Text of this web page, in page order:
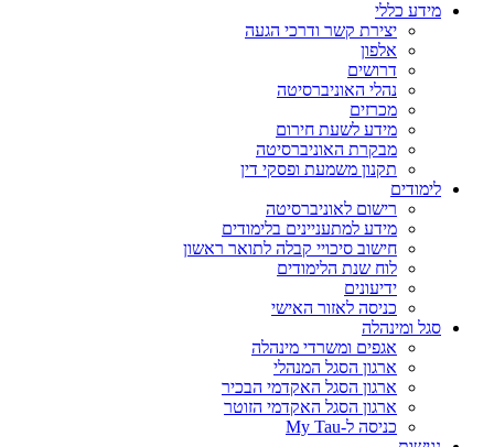
מידע כללי
יצירת קשר ודרכי הגעה
אלפון
דרושים
נהלי האוניברסיטה
מכרזים
מידע לשעת חירום
מבקרת האוניברסיטה
תקנון משמעת ופסקי דין
לימודים
רישום לאוניברסיטה
מידע למתעניינים בלימודים
חישוב סיכויי קבלה לתואר ראשון
לוח שנת הלימודים
ידיעונים
כניסה לאזור האישי
סגל ומינהלה
אגפים ומשרדי מינהלה
ארגון הסגל המנהלי
ארגון הסגל האקדמי הבכיר
ארגון הסגל האקדמי הזוטר
כניסה ל-My Tau